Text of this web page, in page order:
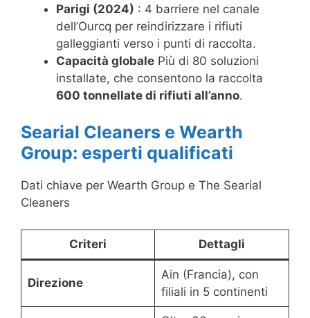
Parigi (2024) : 4 barriere nel canale
dell’Ourcq per reindirizzare i rifiuti
galleggianti verso i punti di raccolta.
Capacità globale Più di 80 soluzioni
installate, che consentono la raccolta
600 tonnellate di rifiuti all’anno.
Searial Cleaners e Wearth
Group: esperti qualificati
Dati chiave per Wearth Group e The Searial
Cleaners
Criteri Dettagli
Direzione
Ain (Francia), con
filiali in 5 continenti